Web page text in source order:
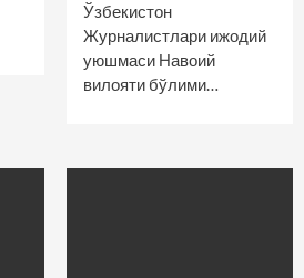
Ўзбекистон
Журналистлари ижодий
уюшмаси Навоий
вилояти бўлими…